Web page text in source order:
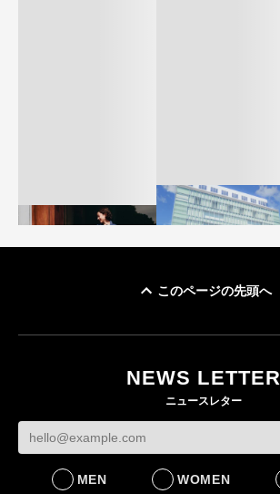
ケットなど7型を発売
FASHION
このページの先頭へ
NEWS LETTER
ニュースレター
MEN WOMEN